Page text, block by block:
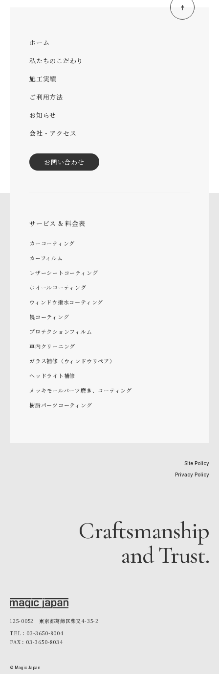
ホーム
私たちのこだわり
施工実績
ご利用方法
お知らせ
会社・アクセス
お問い合わせ
サービス & 料金表
カーコーティング
カーフィルム
レザーシートコーティング
ホイールコーティング
ウィンドウ撥水コーティング
幌コーティング
プロテクションフィルム
車内クリーニング
ガラス補修（ウィンドウリペア）
ヘッドライト補修
メッキモールパーツ磨き、コーティング
樹脂パーツコーティング
Site Policy
Privacy Policy
Craftsmanship
and Trust.
125-0052 東京都葛飾区柴又4-35-2
TEL：03-3650-8004
FAX：03-3650-8034
© Magic Japan